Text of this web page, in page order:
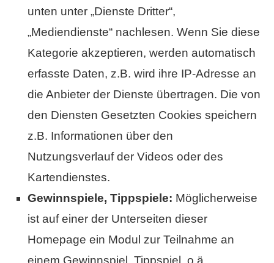
unten unter „Dienste Dritter“,
„Mediendienste“ nachlesen. Wenn Sie diese
Kategorie akzeptieren, werden automatisch
erfasste Daten, z.B. wird ihre IP-Adresse an
die Anbieter der Dienste übertragen. Die von
den Diensten Gesetzten Cookies speichern
z.B. Informationen über den
Nutzungsverlauf der Videos oder des
Kartendienstes.
Gewinnspiele, Tippspiele: Möglicherweise
ist auf einer der Unterseiten dieser
Homepage ein Modul zur Teilnahme an
einem Gewinnspiel, Tippspiel, o.ä.